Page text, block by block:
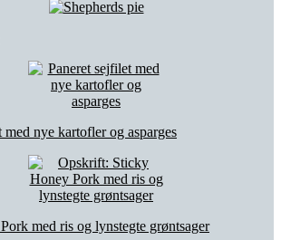
med nye kartofler og asparges
med ris og lynstegte grøntsager